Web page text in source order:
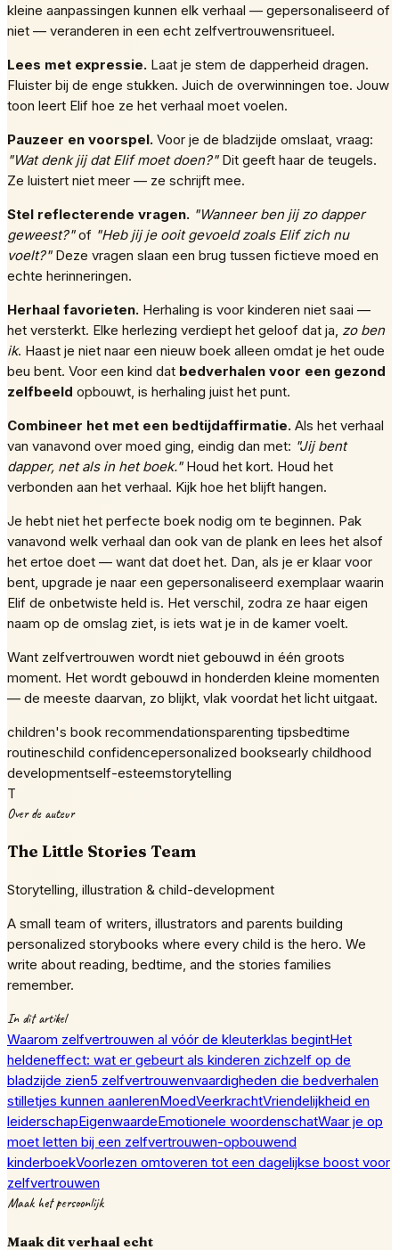
kleine aanpassingen kunnen elk verhaal — gepersonaliseerd of
niet — veranderen in een echt zelfvertrouwensritueel.
Lees met expressie. Laat je stem de dapperheid dragen.
Fluister bij de enge stukken. Juich de overwinningen toe. Jouw
toon leert Elif hoe ze het verhaal moet voelen.
Pauzeer en voorspel. Voor je de bladzijde omslaat, vraag:
"Wat denk jij dat Elif moet doen?"Dit geeft haar de teugels.
Ze luistert niet meer — ze schrijft mee.
Stel reflecterende vragen. "Wanneer ben jij zo dapper
geweest?"of "Heb jij je ooit gevoeld zoals Elif zich nu
voelt?"Deze vragen slaan een brug tussen fictieve moed en
echte herinneringen.
Herhaal favorieten. Herhaling is voor kinderen niet saai —
het versterkt. Elke herlezing verdiept het geloof dat ja, zo ben
ik. Haast je niet naar een nieuw boek alleen omdat je het oude
beu bent. Voor een kind dat bedverhalen voor een gezond
zelfbeeld opbouwt, is herhaling juist het punt.
Combineer het met een bedtijdaffirmatie. Als het verhaal
van vanavond over moed ging, eindig dan met: "Jij bent
dapper, net als in het boek."Houd het kort. Houd het
verbonden aan het verhaal. Kijk hoe het blijft hangen.
Je hebt niet het perfecte boek nodig om te beginnen. Pak
vanavond welk verhaal dan ook van de plank en lees het alsof
het ertoe doet — want dat doet het. Dan, als je er klaar voor
bent, upgrade je naar een gepersonaliseerd exemplaar waarin
Elif de onbetwiste held is. Het verschil, zodra ze haar eigen
naam op de omslag ziet, is iets wat je in de kamer voelt.
Want zelfvertrouwen wordt niet gebouwd in één groots
moment. Het wordt gebouwd in honderden kleine momenten
— de meeste daarvan, zo blijkt, vlak voordat het licht uitgaat.
children's book recommendationsparenting tipsbedtime
routineschild confidencepersonalized booksearly childhood
developmentself-esteemstorytelling
T
Over de auteur
The Little Stories Team
Storytelling, illustration & child-development
A small team of writers, illustrators and parents building
personalized storybooks where every child is the hero. We
write about reading, bedtime, and the stories families
remember.
In dit artikel
Waarom zelfvertrouwen al vóór de kleuterklas begintHet
heldeneffect: wat er gebeurt als kinderen zichzelf op de
bladzijde zien5 zelfvertrouwenvaardigheden die bedverhalen
stilletjes kunnen aanlerenMoedVeerkrachtVriendelijkheid en
leiderschapEigenwaardeEmotionele woordenschatWaar je op
moet letten bij een zelfvertrouwen-opbouwend
kinderboekVoorlezen omtoveren tot een dagelijkse boost voor
zelfvertrouwen
Maak het persoonlijk
Maak dit verhaal echt